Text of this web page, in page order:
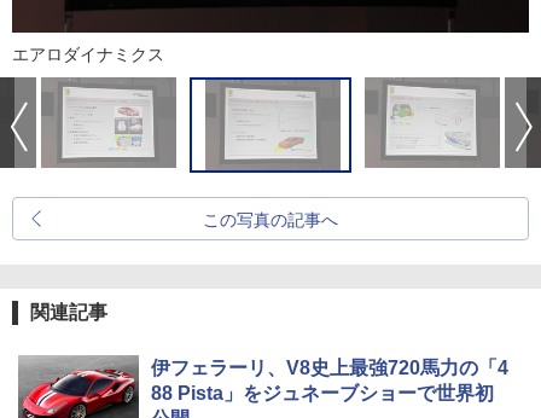
エアロダイナミクス
この写真の記事へ
関連記事
伊フェラーリ、V8史上最強720馬力の「4
88 Pista」をジュネーブショーで世界初